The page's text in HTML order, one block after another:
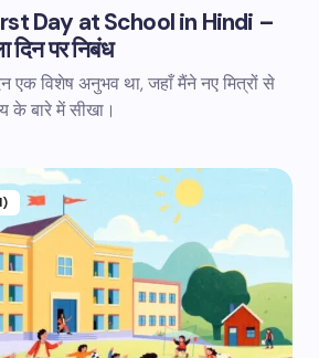
Day at School in Hindi –
दिन पर निबंध
एक विशेष अनुभव था, जहाँ मैंने नए मित्रों से
के बारे में सीखा।